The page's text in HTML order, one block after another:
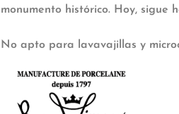
monumento histórico. Hoy, sigue
No apto para lavavajillas y